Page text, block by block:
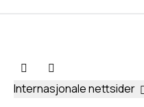
Internasjonale nettsider